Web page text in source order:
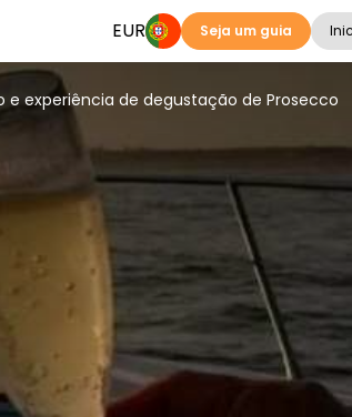
EUR Seja um guia
experiência de degustação de Prosecco